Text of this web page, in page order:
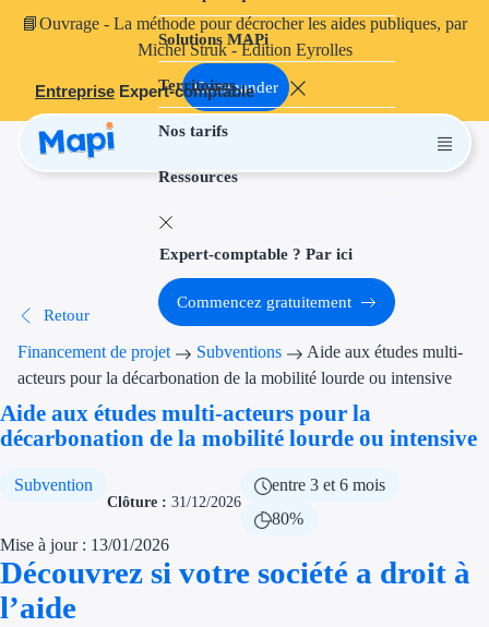
📘Ouvrage - La méthode pour décrocher les aides publiques, par
Michel Struk - Édition Eyrolles
Commander
Entreprise Expert-comptable
Solutions MAPi
Territoires
Nos tarifs
Ressources
Projets finançables
Aides à
Aides
Thématiques
Financement
Transition
Expert-comptable ? Par ici
Commencez gratuitement
Retour
Financement de projet Subventions
Aide aux études multi-
acteurs pour la décarbonation de la mobilité lourde ou intensive
Aide aux études multi-acteurs pour la
décarbonation de la mobilité lourde ou intensive
Subvention
Clôture : 31/12/2026
entre 3 et 6 mois
80%
Mise à jour : 13/01/2026
Découvrez si votre société a droit à
l’aide